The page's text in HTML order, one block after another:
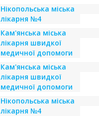
Нікопольська міська
лікарня №4
Кам'янська міська
лікарня швидкої
медичної допомоги
Кам'янська міська
лікарня швидкої
медичної допомоги
Нікопольська міська
лікарня №4